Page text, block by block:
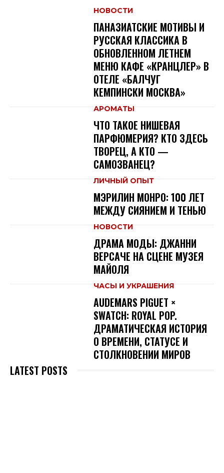
НОВОСТИ
ПАНАЗИАТСКИЕ МОТИВЫ И
РУССКАЯ КЛАССИКА В
ОБНОВЛЕННОМ ЛЕТНЕМ
МЕНЮ КАФЕ «КРАНЦЛЕР» В
ОТЕЛЕ «БАЛЧУГ
КЕМПИНСКИ МОСКВА»
АРОМАТЫ
ЧТО ТАКОЕ НИШЕВАЯ
ПАРФЮМЕРИЯ? КТО ЗДЕСЬ
ТВОРЕЦ, А КТО —
САМОЗВАНЕЦ?
ЛИЧНЫЙ ОПЫТ
МЭРИЛИН МОНРО: 100 ЛЕТ
МЕЖДУ СИЯНИЕМ И ТЕНЬЮ
НОВОСТИ
ДРАМА МОДЫ: ДЖАННИ
ВЕРСАЧЕ НА СЦЕНЕ МУЗЕЯ
МАЙОЛЯ
ЧАСЫ И УКРАШЕНИЯ
AUDEMARS PIGUET ×
SWATCH: ROYAL POP.
ДРАМАТИЧЕСКАЯ ИСТОРИЯ
О ВРЕМЕНИ, СТАТУСЕ И
СТОЛКНОВЕНИИ МИРОВ
LATEST POSTS